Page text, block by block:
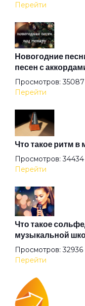
Перейти
Новогодние
песен с
Просмотров: 35087
Перейти
Что такое ритм в
Просмотров: 34434
Перейти
Что такое
музыкальной
Просмотров: 32936
Перейти